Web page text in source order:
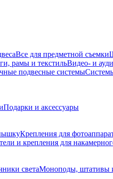
Все для предметной съемки
рамы и текстильВидео- и
подвесные системы
Подарки и аксессуары
Крепления для
и крепления для
светаМоноподы, штативы